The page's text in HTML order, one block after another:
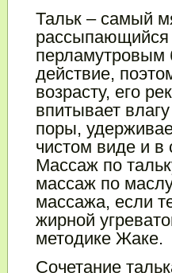
Тальк – самый
рассыпающийся
перламутровым
действие,
возрасту, его
впитывает
поры,
чистом виде и в
Массаж по
массаж по
массажа, если
жирной
методике Жаке.
Сочетание